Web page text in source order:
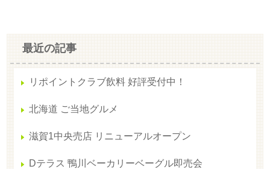
最近の記事
リポイントクラブ飲料 好評受付中！
北海道 ご当地グルメ
滋賀1中央売店 リニューアルオープン
Dテラス 鴨川ベーカリーベーグル即売会